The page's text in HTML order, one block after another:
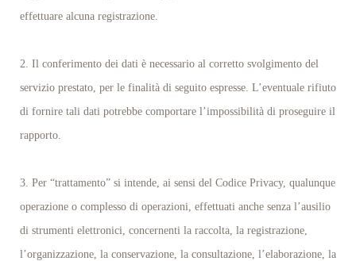
effettuare alcuna registrazione.
2. Il conferimento dei dati è necessario al corretto svolgimento del
servizio prestato, per le finalità di seguito espresse. L’eventuale rifiuto
di fornire tali dati potrebbe comportare l’impossibilità di proseguire il
rapporto.
3. Per “trattamento” si intende, ai sensi del Codice Privacy, qualunque
operazione o complesso di operazioni, effettuati anche senza l’ausilio
di strumenti elettronici, concernenti la raccolta, la registrazione,
l’organizzazione, la conservazione, la consultazione, l’elaborazione, la